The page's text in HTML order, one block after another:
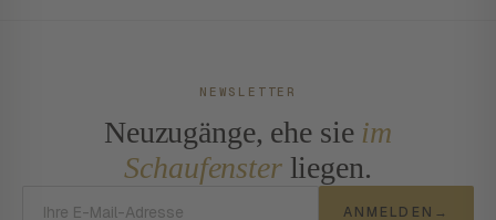
NEWSLETTER
Neuzugänge, ehe sie im
Schaufensterliegen.
ANMELDEN →